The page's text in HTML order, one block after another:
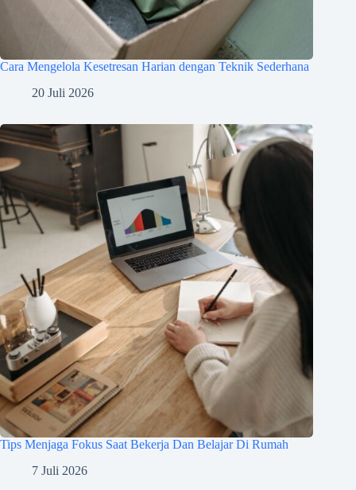
Cara Mengelola Kesetresan Harian dengan Teknik Sederhana
20 Juli 2026
Tips Menjaga Fokus Saat Bekerja Dan Belajar Di Rumah
7 Juli 2026